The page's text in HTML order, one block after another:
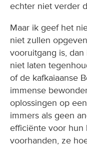
echter niet verder
Maar ik geef het
niet zullen
vooruitgang is,
niet laten
of de kafkaiaanse
immense
oplossingen op
immers als geen
efficiënte voor hun
voorhanden, ze